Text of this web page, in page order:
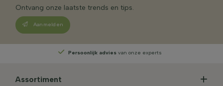
Ontvang onze laatste trends en tips.
Aanmelden
Persoonlijk advies van onze experts
Assortiment